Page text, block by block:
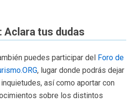
Aclara tus dudas
puedes participar del Foro de
, lugar donde podrás dejar
así como aportar con
sobre los distintos